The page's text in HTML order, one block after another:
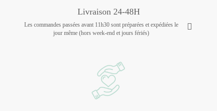
Livraison 24-48H
Les commandes passées avant 11h30 sont préparées et expédiées le
jour même (hors week-end et jours fériés)